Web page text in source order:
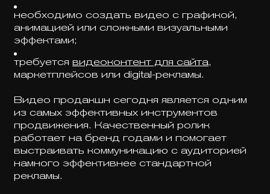
необходимо создать видео с графикой,
анимацией или сложными визуальными
эффектами;
требуется видеоконтент для сайта,
маркетплейсов или digital-рекламы.
Видео продакшн сегодня является одним
из самых эффективных инструментов
продвижения. Качественный ролик
работает на бренд годами и помогает
выстраивать коммуникацию с аудиторией
намного эффективнее стандартной
рекламы.